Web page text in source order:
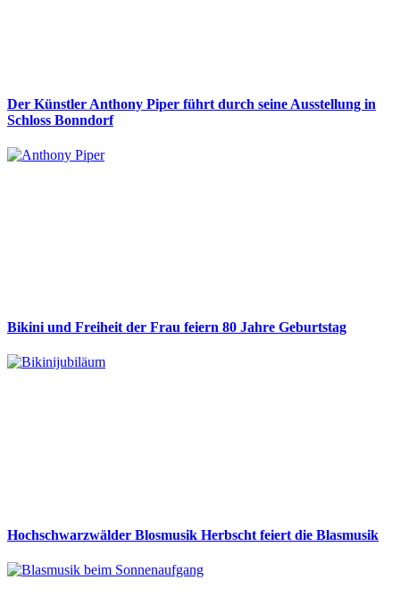
Der Künstler Anthony Piper führt durch seine Ausstellung in
Schloss Bonndorf
Bikini und Freiheit der Frau feiern 80 Jahre Geburtstag
Hochschwarzwälder Blosmusik Herbscht feiert die Blasmusik